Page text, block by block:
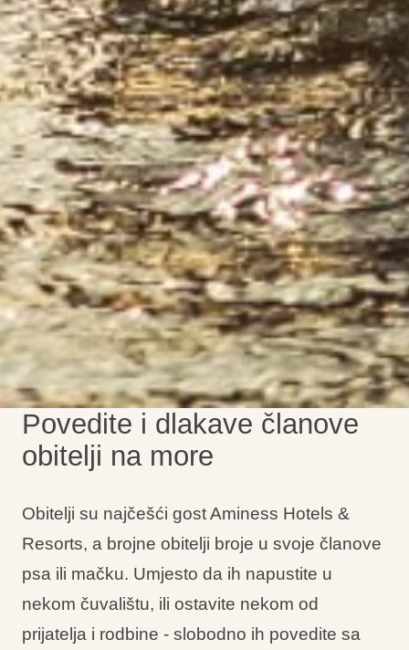
Povedite i dlakave članove
obitelji na more
Obitelji su najčešći gost Aminess Hotels &
Resorts, a brojne obitelji broje u svoje članove
psa ili mačku. Umjesto da ih napustite u
nekom čuvalištu, ili ostavite nekom od
prijatelja i rodbine - slobodno ih povedite sa